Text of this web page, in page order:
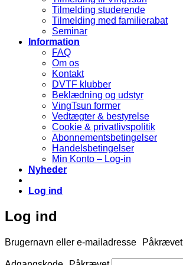
Tilmelding studerende
Tilmelding med familierabat
Seminar
Information
FAQ
Om os
Kontakt
DVTF klubber
Beklædning og udstyr
VingTsun former
Vedtægter & bestyrelse
Cookie & privatlivspolitik
Abonnementsbetingelser
Handelsbetingelser
Min Konto – Log-in
Nyheder
Log ind
Log ind
Brugernavn eller e-mailadresse Påkrævet